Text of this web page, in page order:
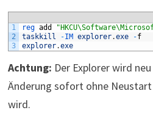
1
2
3
reg add
taskkill
-IM explorer.exe -f
explorer.exe
Achtung: Der Explorer wird
Änderung sofort ohne
wird.